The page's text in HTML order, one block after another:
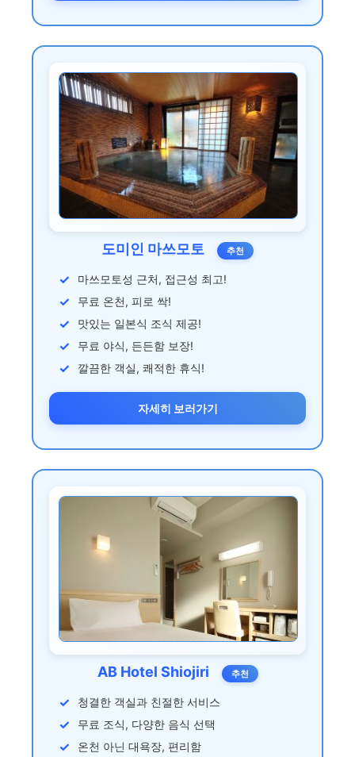
도미인 마쓰모토 추천
마쓰모토성 근처, 접근성 최고!
무료 온천, 피로 싹!
맛있는 일본식 조식 제공!
무료 야식, 든든함 보장!
깔끔한 객실, 쾌적한 휴식!
자세히 보러가기
AB Hotel Shiojiri 추천
청결한 객실과 친절한 서비스
무료 조식, 다양한 음식 선택
온천 아닌 대욕장, 편리함